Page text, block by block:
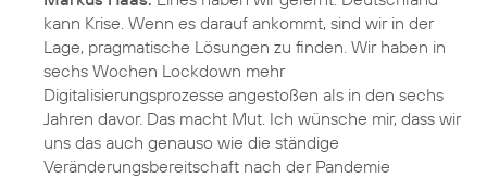
kann Krise. Wenn es darauf ankommt, sind wir in der
Lage, pragmatische Lösungen zu finden. Wir haben in
sechs Wochen Lockdown mehr
Digitalisierungsprozesse angestoßen als in den sechs
Jahren davor. Das macht Mut. Ich wünsche mir, dass wir
uns das auch genauso wie die ständige
Veränderungsbereitschaft nach der Pandemie